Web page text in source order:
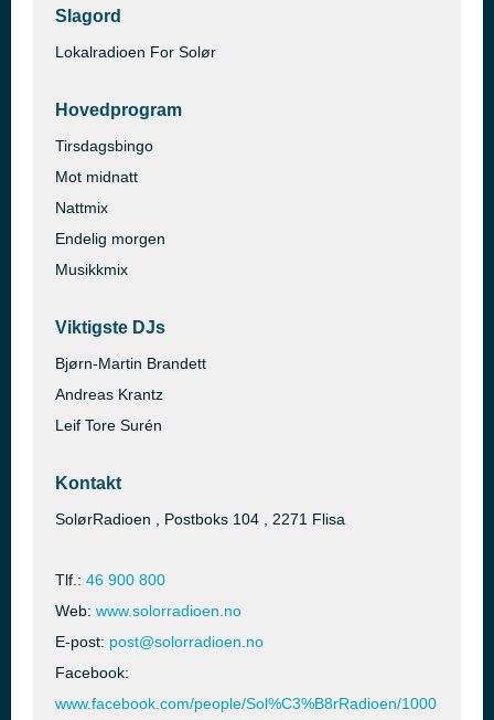
Slagord
Lokalradioen For Solør
Hovedprogram
Tirsdagsbingo
Mot midnatt
Nattmix
Endelig morgen
Musikkmix
Viktigste DJs
Bjørn-Martin Brandett
Andreas Krantz
Leif Tore Surén
Kontakt
SolørRadioen , Postboks 104 , 2271 Flisa
Tlf.: 46 900 800
Web: www.solorradioen.no
E-post: post@solorradioen.no
Facebook:
www.facebook.com/people/Sol%C3%B8rRadioen/1000